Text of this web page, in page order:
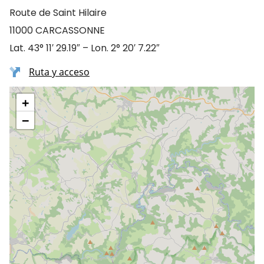
Route de Saint Hilaire
11000 CARCASSONNE
Lat. 43° 11′ 29.19″ – Lon. 2° 20′ 7.22″
Ruta y acceso
+
−